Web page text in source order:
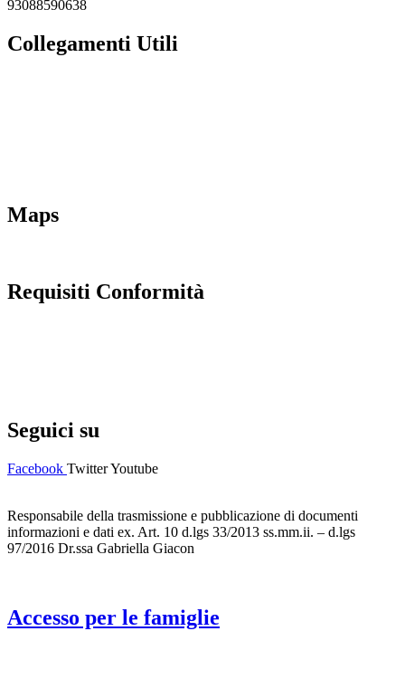
93088590638
Collegamenti Utili
Maps
Requisiti Conformità
Seguici su
Facebook TwitterYoutube
Responsabile della trasmissione e pubblicazione di documenti
informazioni e dati ex. Art. 10 d.lgs 33/2013 ss.mm.ii. – d.lgs
97/2016 Dr.ssa Gabriella Giacon
Accesso per le famiglie